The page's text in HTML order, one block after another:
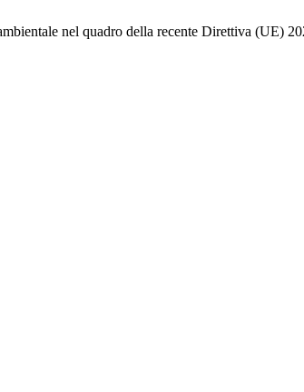
nel quadro della recente Direttiva (UE)